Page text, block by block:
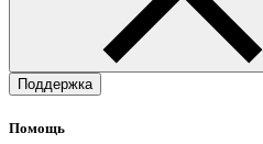
Поддержка
Помощь